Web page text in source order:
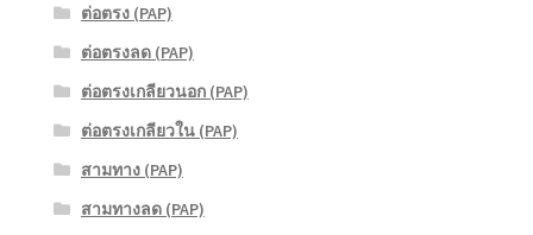
ต่อตรง (PAP)
ต่อตรงลด (PAP)
ต่อตรงเกลียวนอก (PAP)
ต่อตรงเกลียวใน (PAP)
สามทาง (PAP)
สามทางลด (PAP)